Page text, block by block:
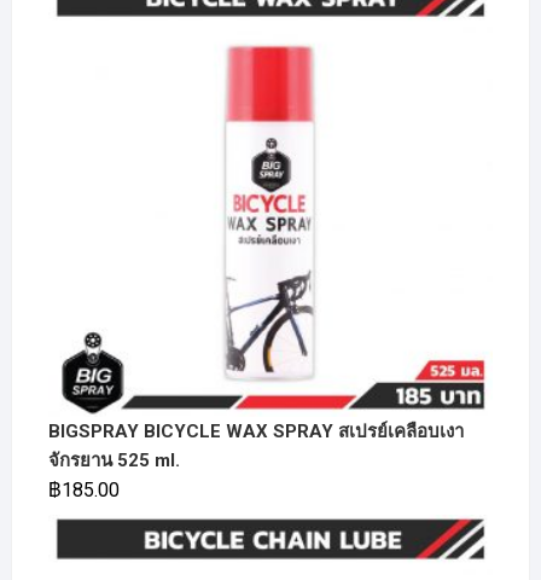
BIGSPRAY BICYCLE WAX SPRAY สเปรย์เคลือบเงา
จักรยาน 525 ml.
฿185.00